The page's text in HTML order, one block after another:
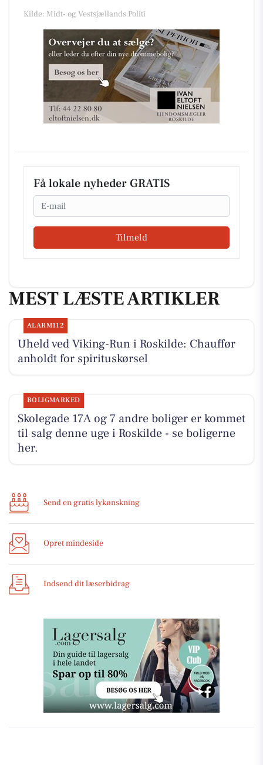
Kilde: Midt- og Vestsjællands Politi
Få lokale nyheder GRATIS
Email
Tilmeld
MEST LÆSTE ARTIKLER
ALARM112
Uheld ved Viking-Run i Roskilde: Chauffør
anholdt for spirituskørsel
BOLIGMARKED
Skolegade 17A og 7 andre boliger er kommet
til salg denne uge i Roskilde - se boligerne
her.
Send en gratis lykønskning
Opret mindeside
Indsend dit læserbidrag